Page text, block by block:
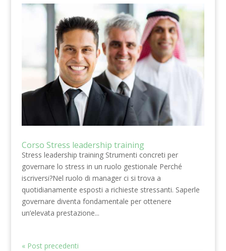
Corso Stress leadership training
Stress leadership training Strumenti concreti per
governare lo stress in un ruolo gestionale Perché
iscriversi?Nel ruolo di manager ci si trova a
quotidianamente esposti a richieste stressanti. Saperle
governare diventa fondamentale per ottenere
un’elevata prestazione...
« Post precedenti